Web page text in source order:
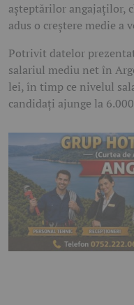
așteptărilor angajaților,
adus o creștere medie
Potrivit datelor
salariul mediu net în
lei, în timp ce nivelul
candidați ajunge la